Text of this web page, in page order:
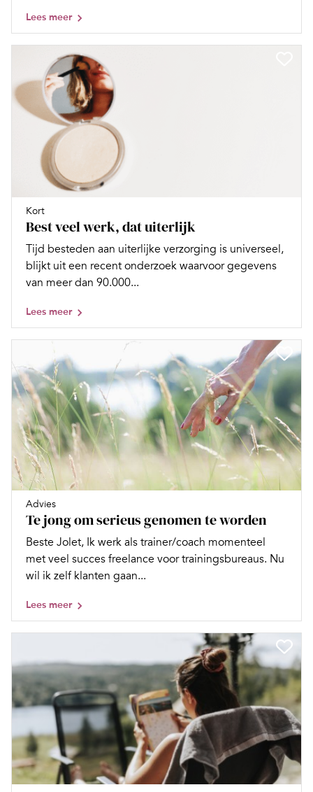
Lees meer
Kort
Best veel werk, dat uiterlijk
Tijd besteden aan uiterlijke verzorging is universeel,
blijkt uit een recent onderzoek waarvoor gegevens
van meer dan 90.000...
Lees meer
Advies
Te jong om serieus genomen te worden
Beste Jolet, Ik werk als trainer/coach momenteel
met veel succes freelance voor trainingsbureaus. Nu
wil ik zelf klanten gaan...
Lees meer